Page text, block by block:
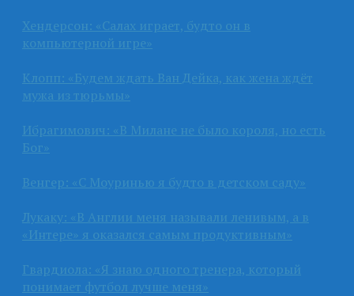
Хендерсон: «Салах играет, будто он в
компьютерной игре»
Клопп: «Будем ждать Ван Дейка, как жена ждёт
мужа из тюрьмы»
Ибрагимович: «В Милане не было короля, но есть
Бог»
Венгер: «С Моуринью я будто в детском саду»
Лукаку: «В Англии меня называли ленивым, а в
«Интере» я оказался самым продуктивным»
Гвардиола: «Я знаю одного тренера, который
понимает футбол лучше меня»